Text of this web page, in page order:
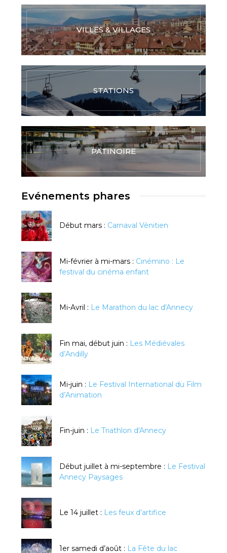
VILLES & VILLAGES
STATIONS
PATINOIRE
Evénements phares
Début mars : Carnaval Vénitien
Mi-février à mi-mars : Cinémino : Le
festival du cinéma enfant
Mi-Avril : Le Marathon du lac d'Annecy
Fin mai, début juin : Les Médiévales
d’Andilly
Mi-juin : Le Festival International du Film
d’Animation
Fin-juin : Le Triathlon d'Annecy
Début juillet à mi-septembre : Le Festival
Annecy Paysages
Le 14 juillet : Les feux d’artifice
1er samedi d’août : La Fête du lac